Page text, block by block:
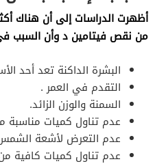
أظهرت الدراسات إلى أن هناك
من نقص فيتامين د وأن السبب
البشرة الداكنة تعد أحد
التقدم في العمر .
السمنة والوزن الزائد.
عدم تناول كميات مناسبة
عدم التعرض لأشعة
عدم تناول كميات كافية